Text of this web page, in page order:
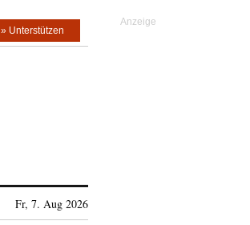
» Unterstützen
Fr, 7. Aug 2026